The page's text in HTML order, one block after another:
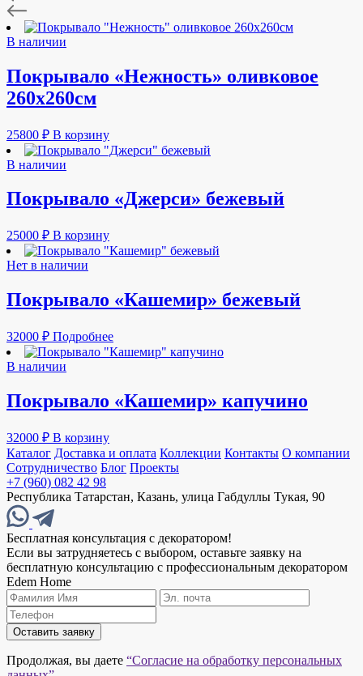
В наличии
Покрывало «Нежность» оливковое
260х260см
25800 ₽ В корзину
В наличии
Покрывало «Джерси» бежевый
25000 ₽ В корзину
Нет в наличии
Покрывало «Кашемир» бежевый
32000 ₽ Подробнее
В наличии
Покрывало «Кашемир» капучино
32000 ₽ В корзину
Каталог Доставка и оплата Коллекции Контакты О компании
Сотрудничество Блог Проекты
+7 (960) 082 42 98
Республика Татарстан, Казань, улица Габдуллы Тукая, 90
Бесплатная консультация с декоратором!
Если вы затрудняетесь с выбором, оставьте заявку на
бесплатную консультацию с профессиональным декоратором
Edem Home
Оставить заявку
Продолжая, вы даете “Согласие на обработку персональных